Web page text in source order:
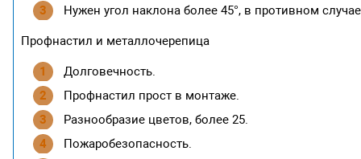
Нужен угол наклона более 45°, в противном
Профнастил и металлочерепица
Долговечность.
Профнастил прост в монтаже.
Разнообразие цветов, более 25.
Пожаробезопасность.